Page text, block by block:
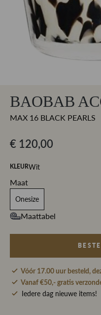
BAOBAB
MAX 16 BLACK PEARLS
€ 120,00
KLEURWit
Maat
Onesize
Maattabel
Vóór 17.00 uur besteld,
Vanaf €50,- gratis
Iedere dag nieuwe items!